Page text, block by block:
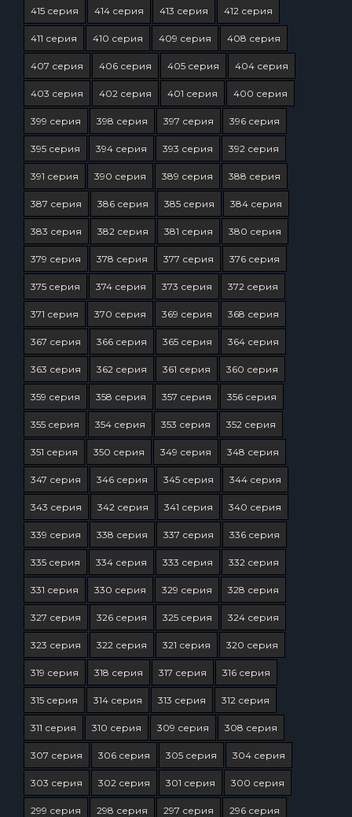
415 серия 414 серия 413 серия 412 серия
411 серия 410 серия 409 серия 408 серия
407 серия 406 серия 405 серия 404 серия
403 серия 402 серия 401 серия 400 серия
399 серия 398 серия 397 серия 396 серия
395 серия 394 серия 393 серия 392 серия
391 серия 390 серия 389 серия 388 серия
387 серия 386 серия 385 серия 384 серия
383 серия 382 серия 381 серия 380 серия
379 серия 378 серия 377 серия 376 серия
375 серия 374 серия 373 серия 372 серия
371 серия 370 серия 369 серия 368 серия
367 серия 366 серия 365 серия 364 серия
363 серия 362 серия 361 серия 360 серия
359 серия 358 серия 357 серия 356 серия
355 серия 354 серия 353 серия 352 серия
351 серия 350 серия 349 серия 348 серия
347 серия 346 серия 345 серия 344 серия
343 серия 342 серия 341 серия 340 серия
339 серия 338 серия 337 серия 336 серия
335 серия 334 серия 333 серия 332 серия
331 серия 330 серия 329 серия 328 серия
327 серия 326 серия 325 серия 324 серия
323 серия 322 серия 321 серия 320 серия
319 серия 318 серия 317 серия 316 серия
315 серия 314 серия 313 серия 312 серия
311 серия 310 серия 309 серия 308 серия
307 серия 306 серия 305 серия 304 серия
303 серия 302 серия 301 серия 300 серия
299 серия 298 серия 297 серия 296 серия